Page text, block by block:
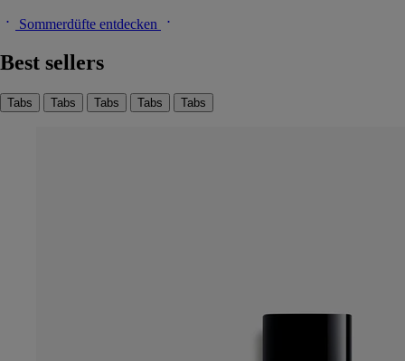
Sommerdüfte entdecken
Best sellers
Tabs Tabs Tabs Tabs Tabs